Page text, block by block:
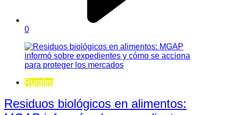
0
Rurales
Residuos biológicos en alimentos: